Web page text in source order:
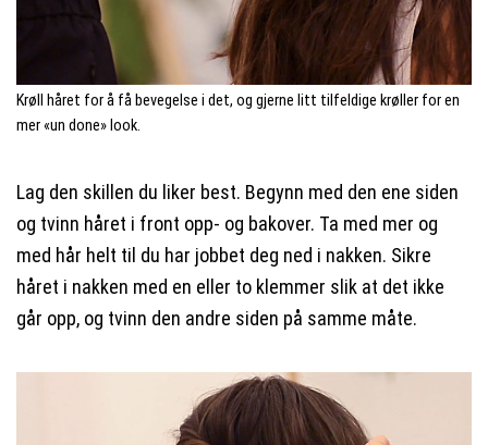
Krøll håret for å få bevegelse i det, og gjerne litt tilfeldige krøller for en
mer «un done» look.
Lag den skillen du liker best. Begynn med den ene siden
og tvinn håret i front opp- og bakover. Ta med mer og
med hår helt til du har jobbet deg ned i nakken. Sikre
håret i nakken med en eller to klemmer slik at det ikke
går opp, og tvinn den andre siden på samme måte.